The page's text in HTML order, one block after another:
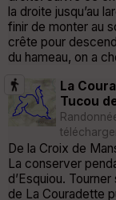
la droite jusqu’au
finir de monter au
crête pour
du hameau, on a
La
Tucou
De la Croix de
La conserver
d’Esquiou.
de La Couradette